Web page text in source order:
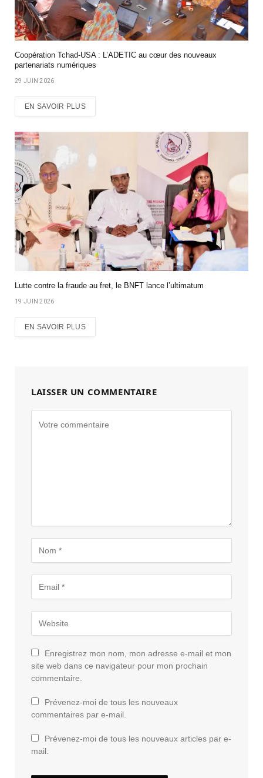
Coopération Tchad-USA : L’ADETIC au cœur des nouveaux
partenariats numériques
29 JUIN 2026
EN SAVOIR PLUS
Lutte contre la fraude au fret, le BNFT lance l’ultimatum
19 JUIN 2026
EN SAVOIR PLUS
LAISSER UN COMMENTAIRE
Enregistrez mon nom, mon adresse e-mail et mon
site web dans ce navigateur pour mon prochain
commentaire.
Prévenez-moi de tous les nouveaux
commentaires par e-mail.
Prévenez-moi de tous les nouveaux articles par e-
mail.